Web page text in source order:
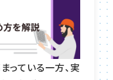
っている一方、実